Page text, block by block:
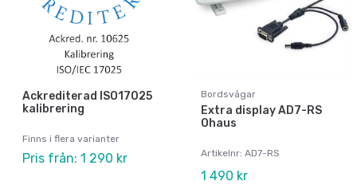
Ackrediterad ISO17025
kalibrering
Finns i flera varianter
Pris från: 1 290 kr
Bordsvågar
Extra display AD7-RS
Ohaus
Artikelnr: AD7-RS
1 490 kr